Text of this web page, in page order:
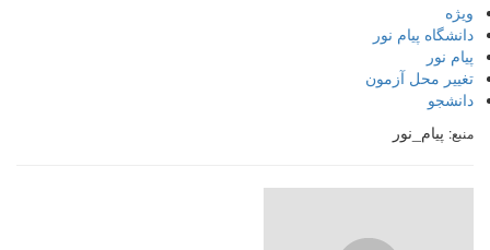
ویژه
دانشگاه پیام نور
پیام نور
تغییر محل آزمون
دانشجو
منبع: پیام_نور